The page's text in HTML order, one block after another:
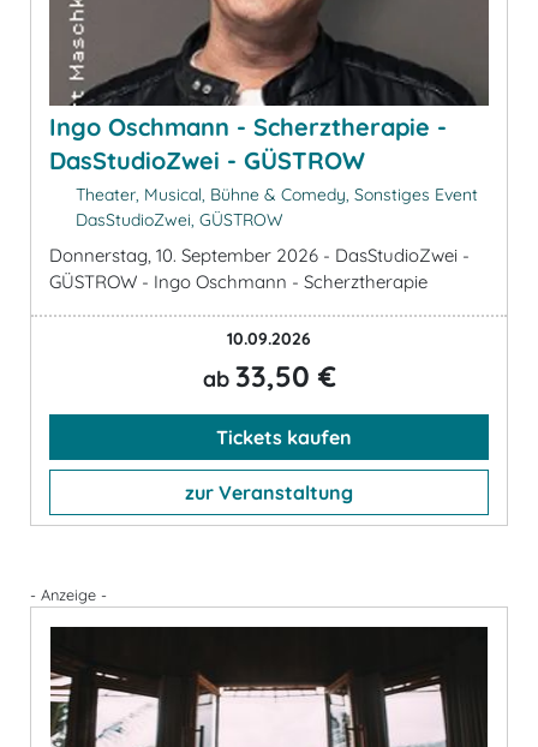
Ingo Oschmann - Scherztherapie -
DasStudioZwei - GÜSTROW
Theater, Musical, Bühne & Comedy, Sonstiges Event
DasStudioZwei, GÜSTROW
Donnerstag, 10. September 2026 - DasStudioZwei -
GÜSTROW - Ingo Oschmann - Scherztherapie
10.09.2026
ab 33,50 €
Tickets kaufen
zur Veranstaltung
- Anzeige -